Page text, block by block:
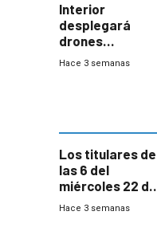
Interior
desplegará
drones
autónomos para
Hace 3 semanas
Los titulares de
las 6 del
miércoles 22 de
julio de 2026
Hace 3 semanas